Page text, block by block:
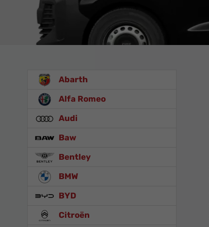
Abarth
Alfa Romeo
Audi
Baw
Bentley
BMW
BYD
Citroën